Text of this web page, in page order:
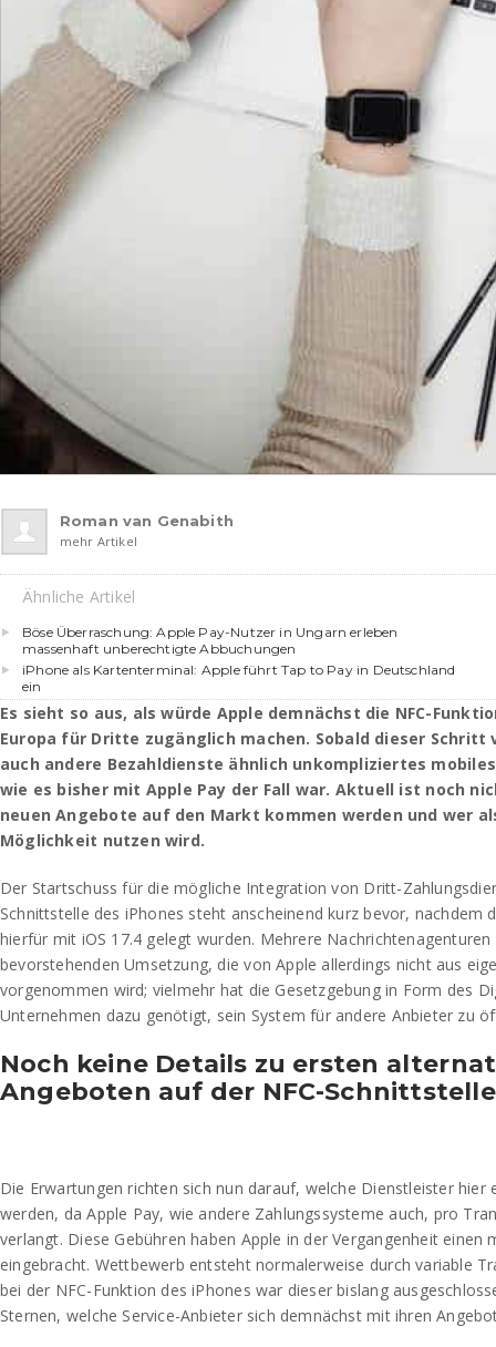
Roman van Genabith
mehr Artikel
Ähnliche Artikel
Böse Überraschung: Apple Pay-Nutzer in Ungarn erleben
massenhaft unberechtigte Abbuchungen
iPhone als Kartenterminal: Apple führt Tap to Pay in Deutschland
ein
Es sieht so aus, als würde Apple demnächst die NFC-
Europa für Dritte zugänglich machen. Sobald dieser
auch andere Bezahldienste ähnlich unkompliziertes
wie es bisher mit Apple Pay der Fall war. Aktuell ist noch
neuen Angebote auf den Markt kommen werden und wer
Möglichkeit nutzen wird.
Der Startschuss für die mögliche Integration von Dritt-
Schnittstelle des iPhones steht anscheinend kurz bevor, nachdem
hierfür mit iOS 17.4 gelegt wurden. Mehrere Nachrichtenagenturen
bevorstehenden Umsetzung, die von Apple allerdings nicht aus
vorgenommen wird; vielmehr hat die Gesetzgebung in Form des
Unternehmen dazu genötigt, sein System für andere Anbieter zu
Noch keine Details zu ersten
Angeboten auf der NFC-Schnittstelle
Die Erwartungen richten sich nun darauf, welche Dienstleister hier
werden, da Apple Pay, wie andere Zahlungssysteme auch, pro
verlangt. Diese Gebühren haben Apple in der Vergangenheit einen
eingebracht. Wettbewerb entsteht normalerweise durch variable
bei der NFC-Funktion des iPhones war dieser bislang
Sternen, welche Service-Anbieter sich demnächst mit ihren